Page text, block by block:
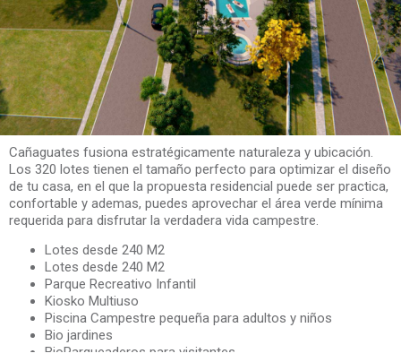
Cañaguates fusiona estratégicamente naturaleza y ubicación.
Los 320 lotes tienen el tamaño perfecto para optimizar el diseño
de tu casa, en el que la propuesta residencial puede ser practica,
confortable y ademas, puedes aprovechar el área verde mínima
requerida para disfrutar la verdadera vida campestre.
Lotes desde 240 M2
Lotes desde 240 M2
Parque Recreativo Infantil
Kiosko Multiuso
Piscina Campestre pequeña para adultos y niños
Bio jardines
BioParqueaderos para visitantes.